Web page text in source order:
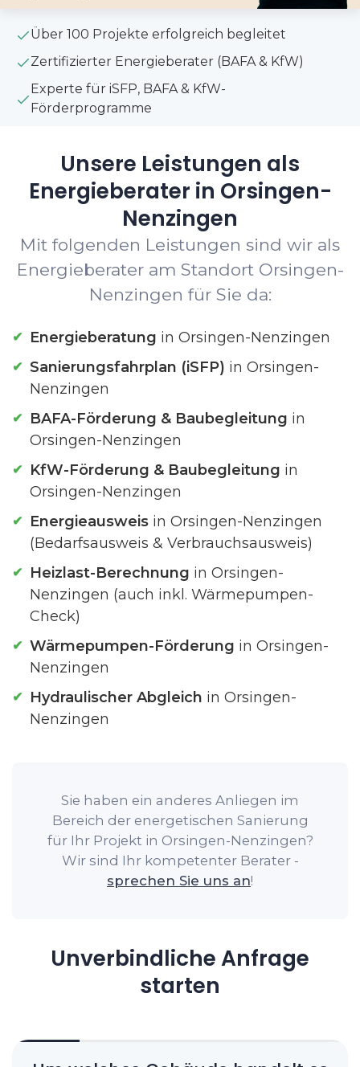
Über 100 Projekte erfolgreich begleitet
Zertifizierter Energieberater (BAFA & KfW)
Experte für iSFP, BAFA & KfW-
Förderprogramme
Unsere Leistungen als
Energieberater in Orsingen-
Nenzingen
Mit folgenden Leistungen sind wir als
Energieberater am Standort Orsingen-
Nenzingen für Sie da:
Energieberatung in Orsingen-Nenzingen
Sanierungsfahrplan (iSFP) in Orsingen-
Nenzingen
BAFA-Förderung & Baubegleitung in
Orsingen-Nenzingen
KfW-Förderung & Baubegleitung in
Orsingen-Nenzingen
Energieausweis in Orsingen-Nenzingen
(Bedarfsausweis & Verbrauchsausweis)
Heizlast-Berechnung in Orsingen-
Nenzingen (auch inkl. Wärmepumpen-
Check)
Wärmepumpen-Förderung in Orsingen-
Nenzingen
Hydraulischer Abgleich in Orsingen-
Nenzingen
Sie haben ein anderes Anliegen im
Bereich der energetischen Sanierung
für Ihr Projekt in Orsingen-Nenzingen?
Wir sind Ihr kompetenter Berater -
sprechen Sie uns an!
Unverbindliche Anfrage
starten